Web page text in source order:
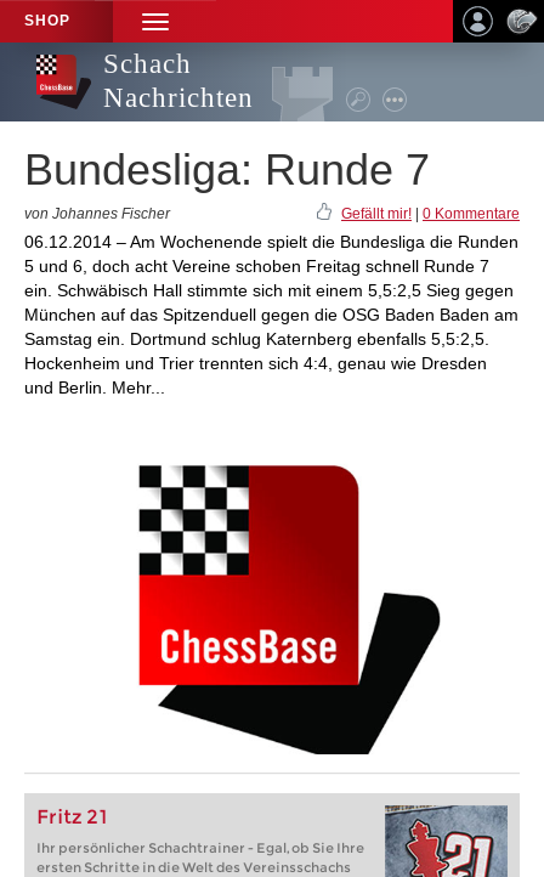
SHOP
TOGGLE
NAVIGATION
Schach
Nachrichten
Bundesliga: Runde 7
von Johannes Fischer Gefällt mir! 0 Kommentare
06.12.2014 – Am Wochenende spielt die Bundesliga die Runden
5 und 6, doch acht Vereine schoben Freitag schnell Runde 7
ein. Schwäbisch Hall stimmte sich mit einem 5,5:2,5 Sieg gegen
München auf das Spitzenduell gegen die OSG Baden Baden am
Samstag ein. Dortmund schlug Katernberg ebenfalls 5,5:2,5.
Hockenheim und Trier trennten sich 4:4, genau wie Dresden
und Berlin. Mehr...
Fritz 21
Ihr persönlicher Schachtrainer - Egal, ob Sie Ihre
ersten Schritte in die Welt des Vereinsschachs